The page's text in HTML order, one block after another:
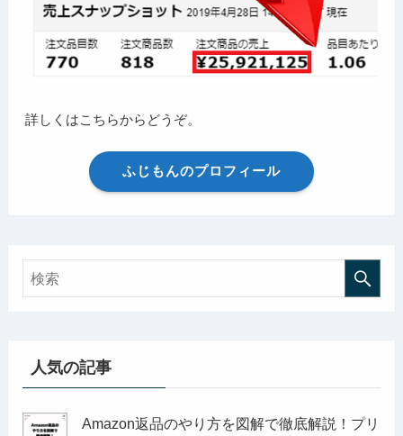
詳しくはこちらからどうぞ。
ふじもんのプロフィール
人気の記事
Amazon返品のやり方を図解で徹底解説！プリ